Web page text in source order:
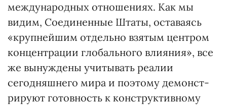
международных отношениях. Как мы
видим, Соединенные Штаты, оставаясь
«крупнейшим отдельно взятым центром
концентрации глобального влияния», все
же вынуждены учитывать реалии
сегодняшнего мира и поэтому демонст­
рируют готовность к конструктивному